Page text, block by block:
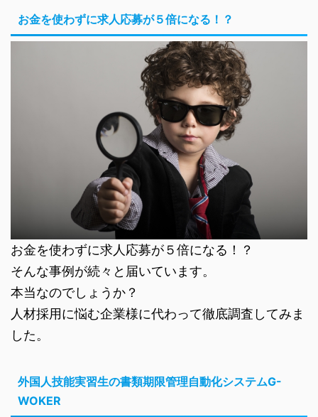
お金を使わずに求人応募が５倍になる！？
お金を使わずに求人応募が５倍になる！？
そんな事例が続々と届いています。
本当なのでしょうか？
人材採用に悩む企業様に代わって徹底調査してみま
した。
外国人技能実習生の書類期限管理自動化システムG-
WOKER